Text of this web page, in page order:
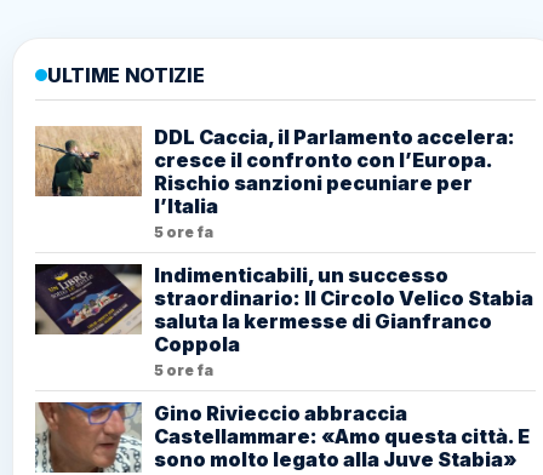
ULTIME NOTIZIE
DDL Caccia, il Parlamento accelera:
cresce il confronto con l’Europa.
Rischio sanzioni pecuniare per
l’Italia
5 ore fa
Indimenticabili, un successo
straordinario: Il Circolo Velico Stabia
saluta la kermesse di Gianfranco
Coppola
5 ore fa
Gino Rivieccio abbraccia
Castellammare: «Amo questa città. E
sono molto legato alla Juve Stabia»